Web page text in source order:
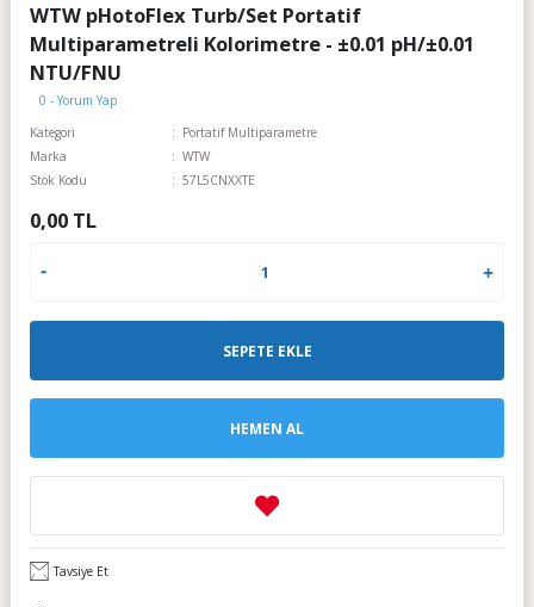
WTW pHotoFlex Turb/Set Portatif
Multiparametreli Kolorimetre - ±0.01 pH/±0.01
NTU/FNU
0 - Yorum Yap
Kategori
Portatif Multiparametre
Marka
WTW
Stok Kodu
57L5CNXXTE
0,00 TL
SEPETE EKLE
HEMEN AL
Tavsiye Et